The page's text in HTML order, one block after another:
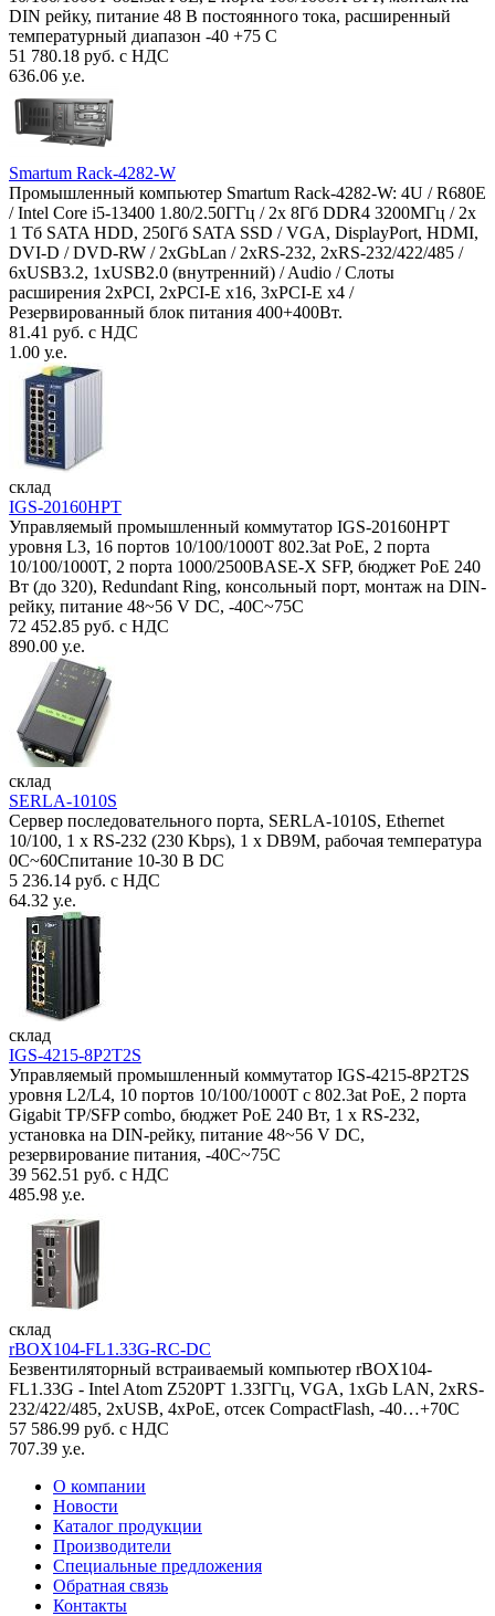
DIN рейку, питание 48 В постоянного тока, расширенный
температурный диапазон -40 +75 С
51 780.18 руб. с НДС
636.06 у.е.
Smartum Rack-4282-W
Промышленный компьютер Smartum Rack-4282-W: 4U / R680E
/ Intel Core i5-13400 1.80/2.50ГГц / 2x 8Гб DDR4 3200МГц / 2x
1 Тб SATA HDD, 250Гб SATA SSD / VGA, DisplayPort, HDMI,
DVI-D / DVD-RW / 2xGbLan / 2xRS-232, 2xRS-232/422/485 /
6xUSB3.2, 1xUSB2.0 (внутренний) / Audio / Слоты
расширения 2xPCI, 2xPCI-E x16, 3xPCI-E x4 /
Резервированный блок питания 400+400Вт.
81.41 руб. с НДС
1.00 у.е.
склад
IGS-20160HPT
Управляемый промышленный коммутатор IGS-20160HPT
уровня L3, 16 портов 10/100/1000T 802.3at PoE, 2 порта
10/100/1000T, 2 порта 1000/2500BASE-X SFP, бюджет PoE 240
Вт (до 320), Redundant Ring, консольный порт, монтаж на DIN-
рейку, питание 48~56 V DC, -40С~75C
72 452.85 руб. с НДС
890.00 у.е.
склад
SERLA-1010S
Сервер последовательного порта, SERLA-1010S, Ethernet
10/100, 1 x RS-232 (230 Kbps), 1 x DB9M, рабочая температура
0C~60Спитание 10-30 В DC
5 236.14 руб. с НДС
64.32 у.е.
склад
IGS-4215-8P2T2S
Управляемый промышленный коммутатор IGS-4215-8P2T2S
уровня L2/L4, 10 портов 10/100/1000T с 802.3at PoE, 2 порта
Gigabit TP/SFP combo, бюджет PoE 240 Вт, 1 x RS-232,
установка на DIN-рейку, питание 48~56 V DC,
резервирование питания, -40С~75C
39 562.51 руб. с НДС
485.98 у.е.
склад
rBOX104-FL1.33G-RC-DC
Безвентиляторный встраиваемый компьютер rBOX104-
FL1.33G - Intel Atom Z520PT 1.33ГГц, VGA, 1xGb LAN, 2xRS-
232/422/485, 2xUSB, 4xPoE, отсек CompactFlash, -40…+70C
57 586.99 руб. с НДС
707.39 у.е.
О компании
Новости
Каталог продукции
Производители
Специальные предложения
Обратная связь
Контакты